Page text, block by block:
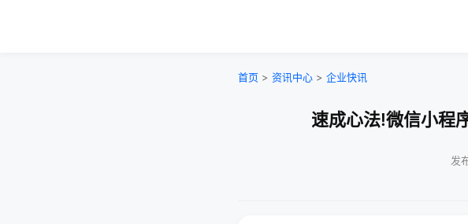
首页 > 资讯中心 > 企业快讯
速成心法!微信小程
发